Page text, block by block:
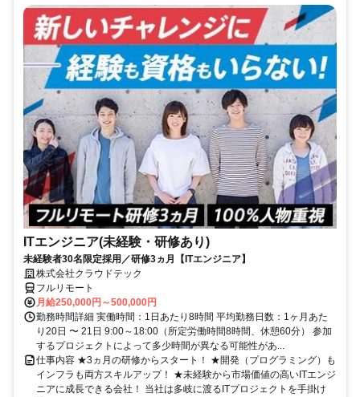
ITエンジニア(未経験・研修あり)
未経験者30名限定採用／研修3ヵ月【ITエンジニア】
株式会社クラウドテック
フルリモート
月給250,000円～500,000円
勤務時間詳細 実働時間：1日あたり8時間 平均勤務日数：1ヶ月あた
り20日 〜 21日 9:00～18:00（所定労働時間8時間、休憩60分） 参加
するプロジェクトによって多少時間が異なる可能性があ...
仕事内容 ★3ヵ月の研修からスタート！ ★開発（プログラミング）も
インフラも両方スキルアップ！ ★未経験から市場価値の高いITエンジ
ニアに成長できる会社！ 当社は多岐に渡るITプロジェクトを手掛け